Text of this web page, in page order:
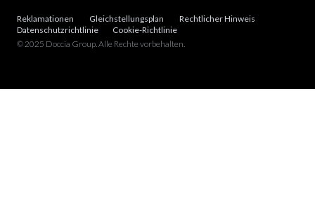
Reklamationen Gleichstellungsplan
Rechtlicher Hinweis
Datenschutzrichtlinie
Cookie-Richtlinie
© 2025 Doccia Group. Alle Rechte vorbehalten.